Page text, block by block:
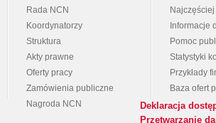
Rada NCN
Koordynatorzy
Struktura
Akty prawne
Oferty pracy
Zamówienia publiczne
Nagroda NCN
Informacje
Pomoc
Statystyki
Przykłady
Baza ofert
Deklaracja
Przetwarzanie